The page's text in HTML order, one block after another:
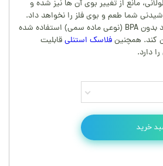
مانع از تغییر بوی آن ها نیز شده و
شما طعم و بوی فلز را نخواهد داد.
در ساخت این محصول از مواد بدون BPA (نوعی ماده سمی) استفاده شده
کند. همچنینفلاسک استنلیقابلیت
دارد.
خرید